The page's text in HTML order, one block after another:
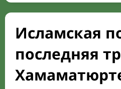
Исламская
последняя